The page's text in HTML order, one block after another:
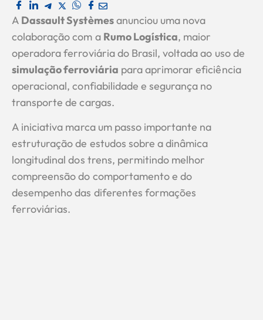
A Dassault Systèmesanunciou uma nova
colaboração com a Rumo Logística, maior
operadora ferroviária do Brasil, voltada ao uso de
simulação ferroviária para aprimorar eficiência
operacional, confiabilidade e segurança no
transporte de cargas.
A iniciativa marca um passo importante na
estruturação de estudos sobre a dinâmica
longitudinal dos trens, permitindo melhor
compreensão do comportamento e do
desempenho das diferentes formações
ferroviárias.